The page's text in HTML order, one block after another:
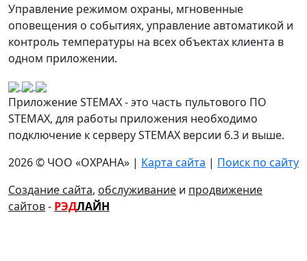
Управление режимом охраны, мгновенные
оповещения о событиях, управление автоматикой и
контроль температуры на всех объектах клиента в
одном приложении.
Приложение STEMAX - это часть пультового ПО
STEMAX, для работы приложения необходимо
подключение к серверу STEMAX версии 6.3 и выше.
2026 © ЧОО «ОХРАНА» | Карта сайта | Поиск по сайту
Создание сайта, обслуживание и продвижение
сайтов- РЭДЛАЙН